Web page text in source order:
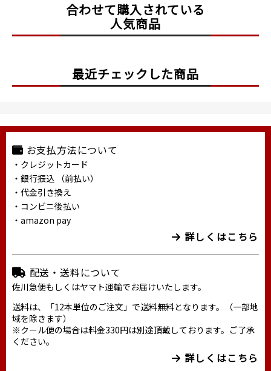
合わせて購入されている
人気商品
最近チェックした商品
お支払方法について
・クレジットカード
・銀行振込 （前払い）
・代金引き換え
・コンビニ後払い
・amazon pay
詳しくはこちら
配送・送料について
佐川急便もしくはヤマト運輸でお届けいたします。
送料は、「12本単位のご注文」で送料無料となります。（一部地
域を除きます）
※クール便の場合は料金330円は別途頂戴しております。ご了承
ください。
詳しくはこちら